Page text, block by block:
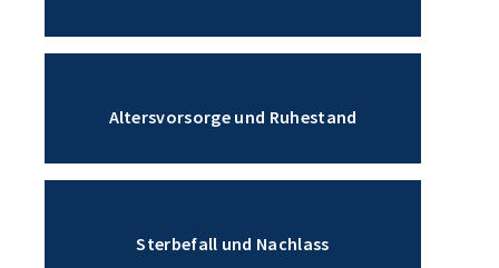
Altersvorsorge und Ruhestand
Sterbefall und Nachlass